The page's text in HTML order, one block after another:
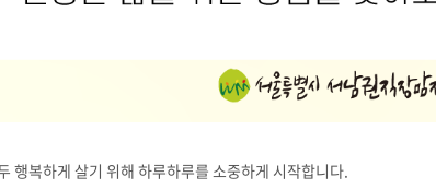
행복하게 살기 위해 하루하루를 소중하게 시작합니다.